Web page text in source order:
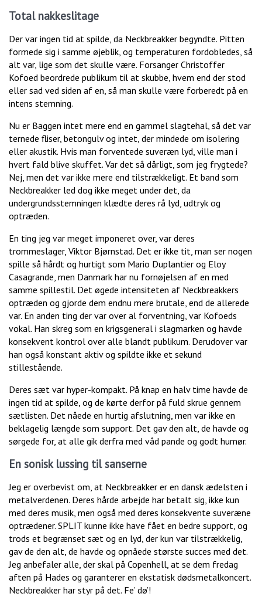
Total nakkeslitage
Der var ingen tid at spilde, da Neckbreakker begyndte. Pitten
formede sig i samme øjeblik, og temperaturen fordobledes, så
alt var, lige som det skulle være. Forsanger Christoffer
Kofoed beordrede publikum til at skubbe, hvem end der stod
eller sad ved siden af en, så man skulle være forberedt på en
intens stemning.
Nu er Baggen intet mere end en gammel slagtehal, så det var
ternede fliser, betongulv og intet, der mindede om isolering
eller akustik. Hvis man forventede suveræn lyd, ville man i
hvert fald blive skuffet. Var det så dårligt, som jeg frygtede?
Nej, men det var ikke mere end tilstrækkeligt. Et band som
Neckbreakker led dog ikke meget under det, da
undergrundsstemningen klædte deres rå lyd, udtryk og
optræden.
En ting jeg var meget imponeret over, var deres
trommeslager, Viktor Bjørnstad. Det er ikke tit, man ser nogen
spille så hårdt og hurtigt som Mario Duplantier og Eloy
Casagrande, men Danmark har nu fornøjelsen af en med
samme spillestil. Det øgede intensiteten af Neckbreakkers
optræden og gjorde dem endnu mere brutale, end de allerede
var. En anden ting der var over al forventning, var Kofoeds
vokal. Han skreg som en krigsgeneral i slagmarken og havde
konsekvent kontrol over alle blandt publikum. Derudover var
han også konstant aktiv og spildte ikke et sekund
stillestående.
Deres sæt var hyper-kompakt. På knap en halv time havde de
ingen tid at spilde, og de kørte derfor på fuld skrue gennem
sætlisten. Det nåede en hurtig afslutning, men var ikke en
beklagelig længde som support. Det gav den alt, de havde og
sørgede for, at alle gik derfra med våd pande og godt humør.
En sonisk lussing til sanserne
Jeg er overbevist om, at Neckbreakker er en dansk ædelsten i
metalverdenen. Deres hårde arbejde har betalt sig, ikke kun
med deres musik, men også med deres konsekvente suveræne
optrædener. SPLIT kunne ikke have fået en bedre support, og
trods et begrænset sæt og en lyd, der kun var tilstrækkelig,
gav de den alt, de havde og opnåede største succes med det.
Jeg anbefaler alle, der skal på Copenhell, at se dem fredag
aften på Hades og garanterer en ekstatisk dødsmetalkoncert.
Neckbreakker har styr på det. Fe’ dø’!